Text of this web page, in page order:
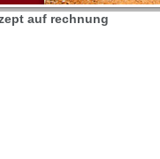
auf rechnung